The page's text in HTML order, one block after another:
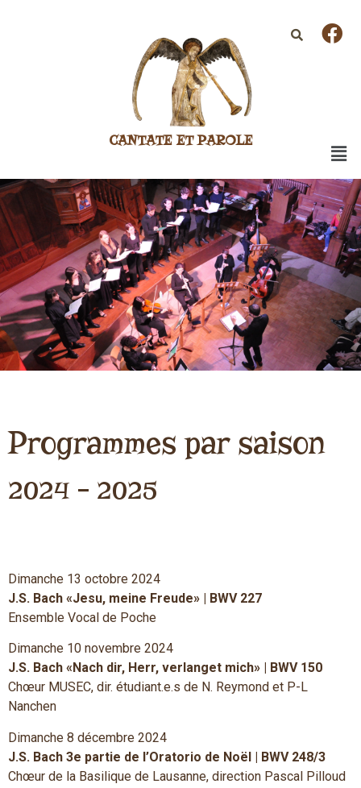
CANTATE ET PAROLE
Programmes par saison
2024 – 2025
Dimanche 13 octobre 2024
J.S. Bach «Jesu, meine Freude» | BWV 227
Ensemble Vocal de Poche
Dimanche 10 novembre 2024
J.S. Bach «Nach dir, Herr, verlanget mich» | BWV 150
Chœur MUSEC, dir. étudiant.e.s de N. Reymond et P-L
Nanchen
Dimanche 8 décembre 2024
J.S. Bach 3e partie de l’Oratorio de Noël | BWV 248/3
Chœur de la Basilique de Lausanne, direction Pascal Pilloud